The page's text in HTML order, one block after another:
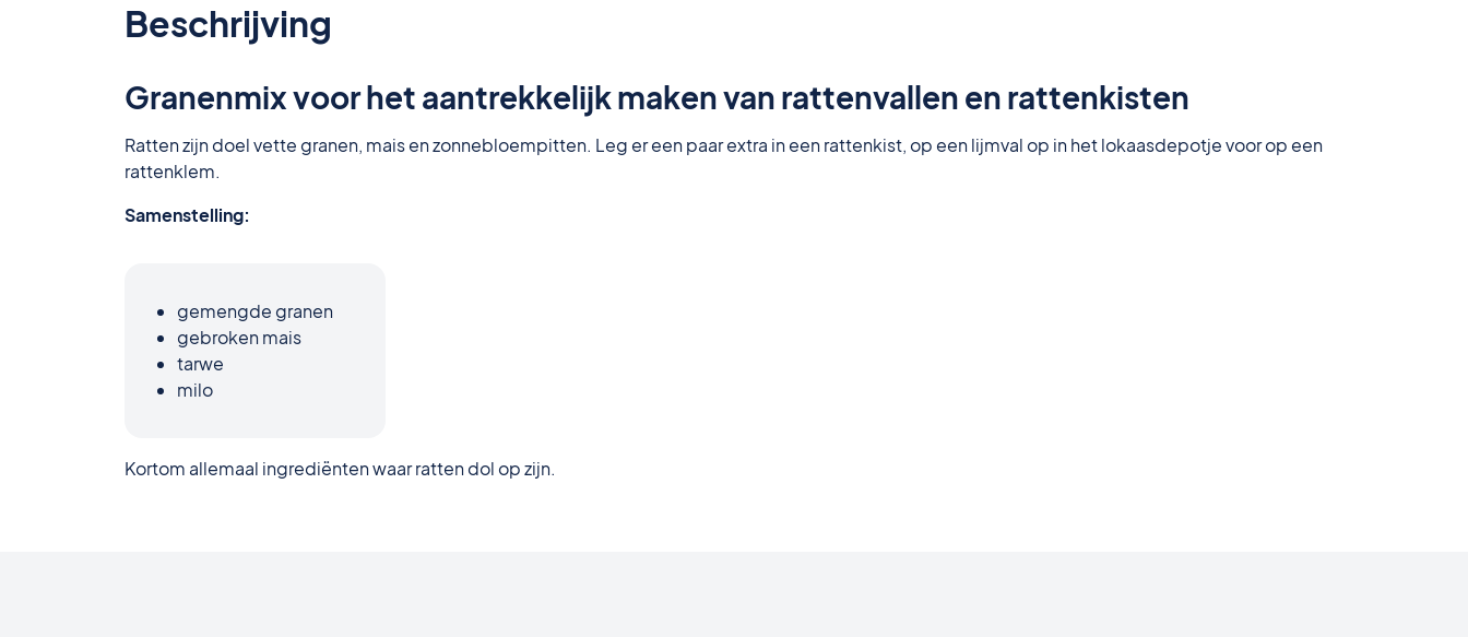
Beschrijving
Granenmix voor het aantrekkelijk maken van rattenvallen en rattenkisten
Ratten zijn doel vette granen, mais en zonnebloempitten. Leg er een paar extra in een rattenkist, op een lijmval op in het lokaasdepotje voor op een
rattenklem.
Samenstelling:
gemengde granen
gebroken mais
tarwe
milo
Kortom allemaal ingrediënten waar ratten dol op zijn.